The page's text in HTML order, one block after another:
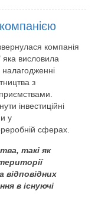
компанія
висловила
налагодженні
з
інвестиційні
у
сферах.
такі як
відповідних
в існуючі